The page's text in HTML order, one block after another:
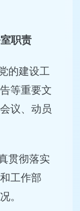
职责
的建设工
等重要文
议、动员
贯彻落实
工作部
。